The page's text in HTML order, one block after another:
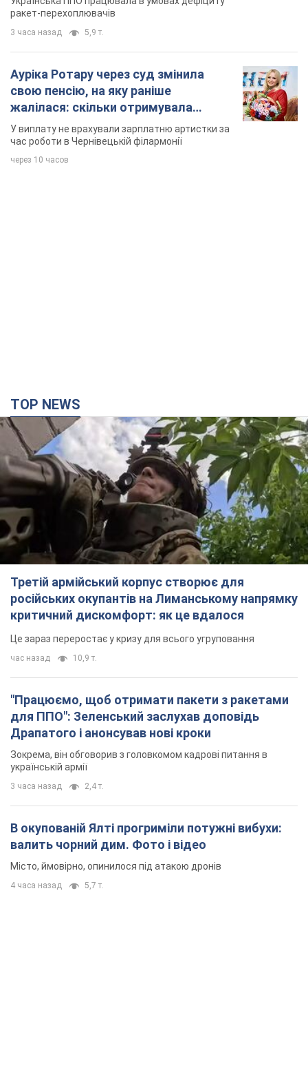
ракет-перехоплювачів
3 часа назад 5,9 т.
Ауріка Ротару через суд змінила
свою пенсію, на яку раніше
жалілася: скільки отримувала
співачка
У виплату не врахували зарплатню артистки за
час роботи в Чернівецькій філармонії
через 10 часов
TOP NEWS
Третій армійський корпус створює для
російських окупантів на Лиманському напрямку
критичний дискомфорт: як це вдалося
Це зараз переростає у кризу для всього угруповання
час назад 10,9 т.
"Працюємо, щоб отримати пакети з ракетами
для ППО": Зеленський заслухав доповідь
Драпатого і анонсував нові кроки
Зокрема, він обговорив з головкомом кадрові питання в
українській армії
3 часа назад 2,4 т.
В окупованій Ялті прогриміли потужні вибухи:
валить чорний дим. Фото і відео
Місто, ймовірно, опинилося під атакою дронів
4 часа назад 5,7 т.